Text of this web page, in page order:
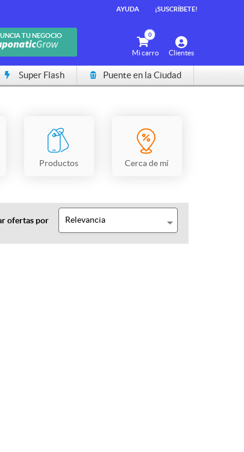
AYUDA ¡SUSCRÍBETE!
TU NEGOCIO
Clientes
0
Mi carro
Super Flash Puente en la Ciudad
Productos Cerca de mí
ofertas por Relevancia